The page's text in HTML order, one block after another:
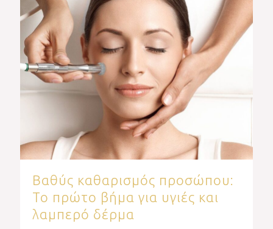
Βαθύς καθαρισμός προσώπου:
Το πρώτο βήμα για υγιές και
λαμπερό δέρμα